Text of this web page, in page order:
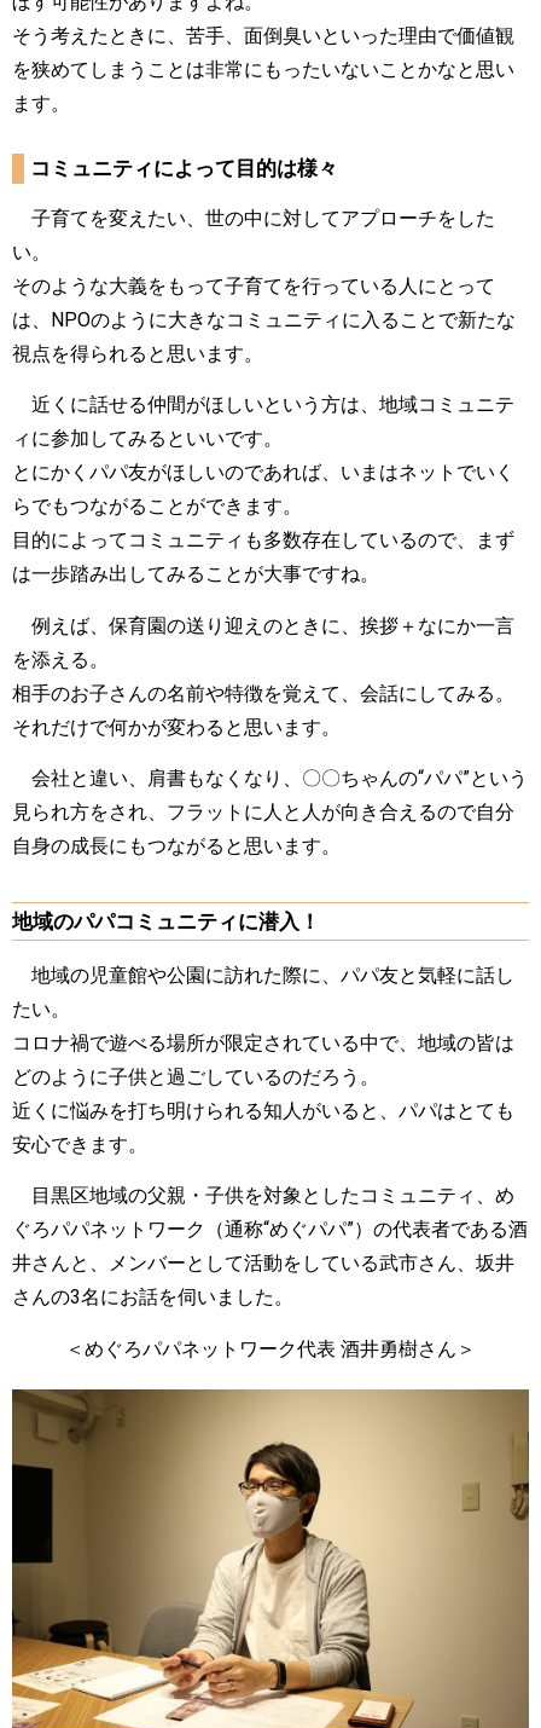
そう考えたときに、苦手、面倒臭いといった理由で価値観
を狭めてしまうことは非常にもったいないことかなと思い
ます。
コミュニティによって目的は様々
子育てを変えたい、世の中に対してアプローチをした
い。
そのような大義をもって子育てを行っている人にとって
は、NPOのように大きなコミュニティに入ることで新たな
視点を得られると思います。
近くに話せる仲間がほしいという方は、地域コミュニテ
ィに参加してみるといいです。
とにかくパパ友がほしいのであれば、いまはネットでいく
らでもつながることができます。
目的によってコミュニティも多数存在しているので、まず
は一歩踏み出してみることが大事ですね。
例えば、保育園の送り迎えのときに、挨拶＋なにか一言
を添える。
相手のお子さんの名前や特徴を覚えて、会話にしてみる。
それだけで何かが変わると思います。
会社と違い、肩書もなくなり、〇〇ちゃんの“パパ”という
見られ方をされ、フラットに人と人が向き合えるので自分
自身の成長にもつながると思います。
地域のパパコミュニティに潜入！
地域の児童館や公園に訪れた際に、パパ友と気軽に話し
たい。
コロナ禍で遊べる場所が限定されている中で、地域の皆は
どのように子供と過ごしているのだろう。
近くに悩みを打ち明けられる知人がいると、パパはとても
安心できます。
目黒区地域の父親・子供を対象としたコミュニティ、め
ぐろパパネットワーク（通称“めぐパパ”）の代表者である酒
井さんと、メンバーとして活動をしている武市さん、坂井
さんの3名にお話を伺いました。
＜めぐろパパネットワーク代表 酒井勇樹さん＞